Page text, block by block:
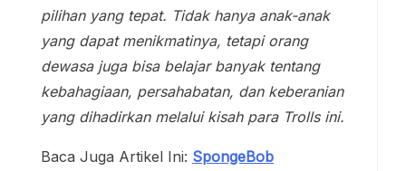
pilihan yang tepat. Tidak hanya anak-anak
yang dapat menikmatinya, tetapi orang
dewasa juga bisa belajar banyak tentang
kebahagiaan, persahabatan, dan keberanian
yang dihadirkan melalui kisah para Trolls ini.
Baca Juga Artikel Ini: SpongeBob